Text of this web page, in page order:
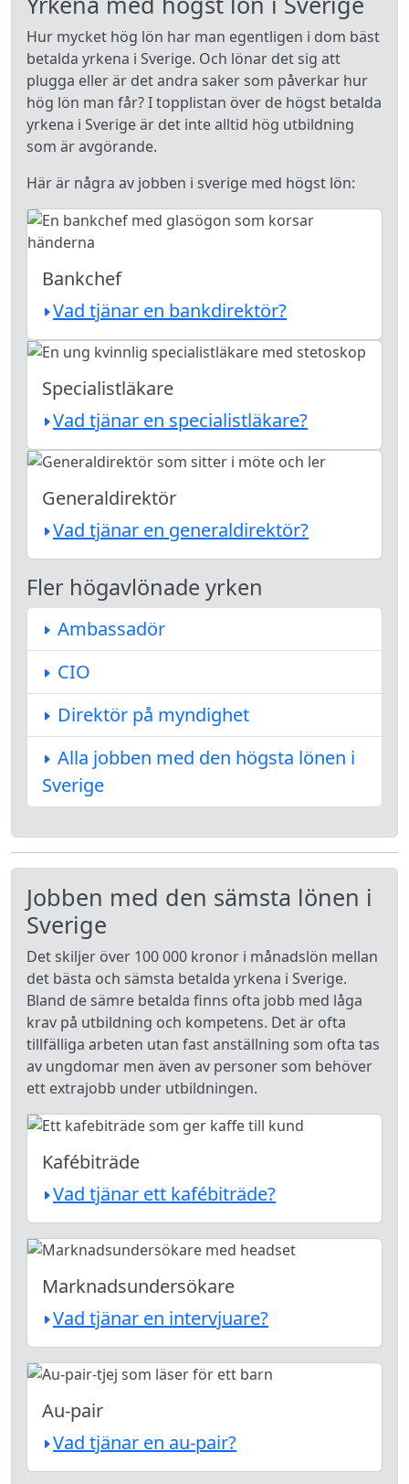
Hur mycket hög lön har man egentligen i dom bäst
betalda yrkena i Sverige. Och lönar det sig att
plugga eller är det andra saker som påverkar hur
hög lön man får? I topplistan över de högst betalda
yrkena i Sverige är det inte alltid hög utbildning
som är avgörande.
Här är några av jobben i sverige med högst lön:
Bankchef
Vad tjänar en bankdirektör?
Specialistläkare
Vad tjänar en specialistläkare?
Generaldirektör
Vad tjänar en generaldirektör?
Fler högavlönade yrken
Ambassadör
CIO
Direktör på myndighet
Alla jobben med den högsta lönen i
Sverige
Jobben med den sämsta lönen i
Sverige
Det skiljer över 100 000 kronor i månadslön mellan
det bästa och sämsta betalda yrkena i Sverige.
Bland de sämre betalda finns ofta jobb med låga
krav på utbildning och kompetens. Det är ofta
tillfälliga arbeten utan fast anställning som ofta tas
av ungdomar men även av personer som behöver
ett extrajobb under utbildningen.
Kafébiträde
Vad tjänar ett kafébiträde?
Marknadsundersökare
Vad tjänar en intervjuare?
Au-pair
Vad tjänar en au-pair?